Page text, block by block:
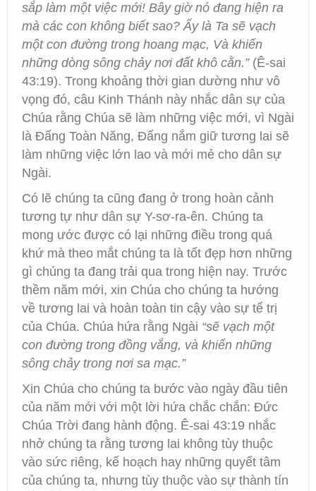
sắp làm một việc mới! Bây giờ nó đang hiện ra
mà các con không biết sao? Ấy là Ta sẽ vạch
một con đường trong hoang mạc, Và khiến
những dòng sông chảy nơi đất khô cằn.”(Ê-sai
43:19). Trong khoảng thời gian dường như vô
vọng đó, câu Kinh Thánh này nhắc dân sự của
Chúa rằng Chúa sẽ làm những việc mới, vì Ngài
là Đấng Toàn Năng, Đấng nắm giữ tương lai sẽ
làm những việc lớn lao và mới mẻ cho dân sự
Ngài.
Có lẽ chúng ta cũng đang ở trong hoàn cảnh
tương tự như dân sự Y-sơ-ra-ên. Chúng ta
mong ước được có lại những điều trong quá
khứ mà theo mắt chúng ta là tốt đẹp hơn những
gì chúng ta đang trải qua trong hiện nay. Trước
thềm năm mới, xin Chúa cho chúng ta hướng
về tương lai và hoàn toàn tin cậy vào sự tể trị
của Chúa. Chúa hứa rằng Ngài “sẽ vạch một
con đường trong đồng vắng, và khiến những
sông chảy trong nơi sa mạc.”
Xin Chúa cho chúng ta bước vào ngày đầu tiên
của năm mới với một lời hứa chắc chắn: Đức
Chúa Trời đang hành động. Ê-sai 43:19 nhắc
nhở chúng ta rằng tương lai không tùy thuộc
vào sức riêng, kế hoạch hay những quyết tâm
của chúng ta, nhưng tùy thuộc vào sự thành tín